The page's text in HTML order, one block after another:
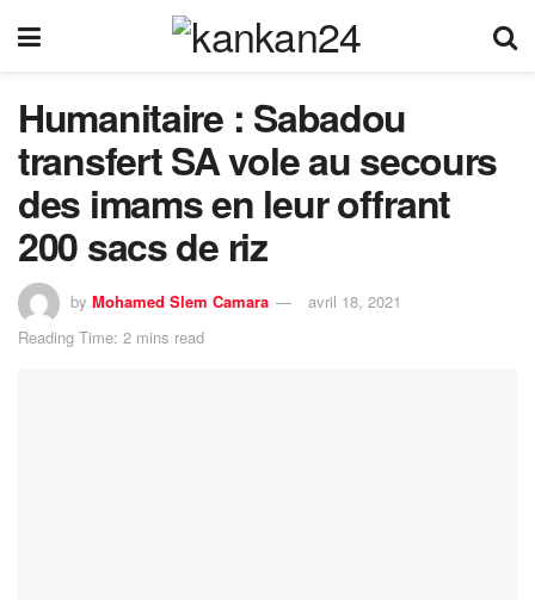
Humanitaire : Sabadou
transfert SA vole au secours
des imams en leur offrant
200 sacs de riz
by Mohamed Slem Camara
avril 18, 2021
Reading Time: 2 mins read